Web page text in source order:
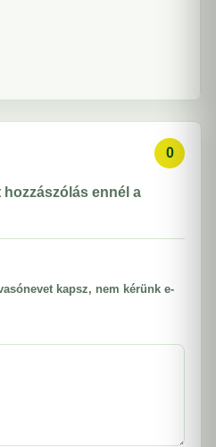
0
ennél a
kapsz, nem kérünk e-